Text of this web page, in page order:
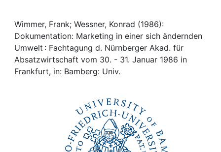
Help
Wimmer, Frank; Wessner, Konrad (1986):
Dokumentation: Marketing in einer sich ändernden
Umwelt : Fachtagung d. Nürnberger Akad. für
Absatzwirtschaft vom 30. - 31. Januar 1986 in
Frankfurt, in: Bamberg: Univ.